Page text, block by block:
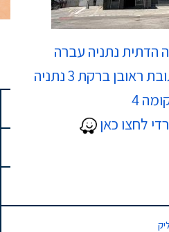
הדתית נתניה עברה
למשכנה החדש בכתובת ראובן ברקת 3 נתניה
4
לחצו כאן